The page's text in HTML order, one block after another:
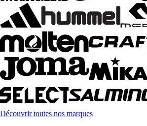
Découvrir toutes nos marques